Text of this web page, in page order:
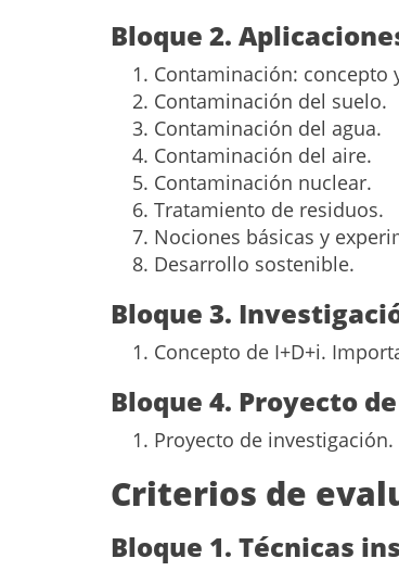
Bloque 2.
Contaminación: concepto
Contaminación del suelo.
Contaminación del agua.
Contaminación del aire.
Contaminación nuclear.
Tratamiento de residuos.
Nociones básicas y
Desarrollo sostenible.
Bloque 3.
Concepto de I+D+i.
Bloque 4. Proyecto
Proyecto de investigación.
Criterios de
Bloque 1. Técnicas